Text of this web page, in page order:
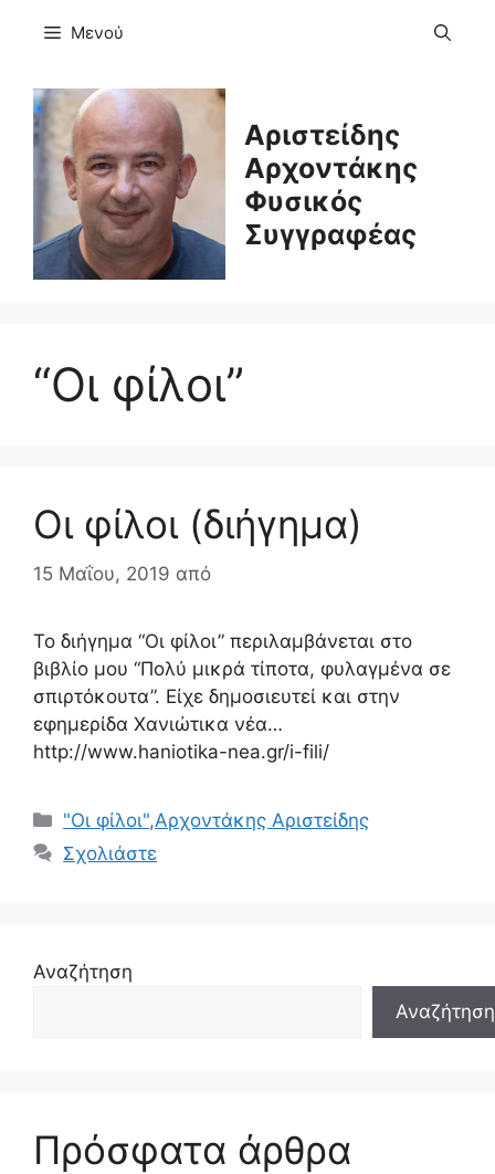
Μενού
Αριστείδης
Αρχοντάκης
Φυσικός
Συγγραφέας
“Οι φίλοι”
Οι φίλοι (διήγημα)
15 Μαΐου, 2019 από
Το διήγημα “Οι φίλοι” περιλαμβάνεται στο
βιβλίο μου “Πολύ μικρά τίποτα, φυλαγμένα σε
σπιρτόκουτα”. Είχε δημοσιευτεί και στην
εφημερίδα Χανιώτικα νέα…
http://www.haniotika-nea.gr/i-fili/
Κατηγορίες
"Οι φίλοι",Αρχοντάκης Αριστείδης
Σχολιάστε
Αναζήτηση
Αναζήτηση
Πρόσφατα άρθρα